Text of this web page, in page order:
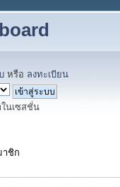
หรือ ลงทะเบียน
ในเซสชั่น
าชิก